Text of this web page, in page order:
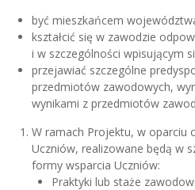
być mieszkańcem
kształcić się w zawodzie
i w szczególności wpisującym
przejawiać szczególne
przedmiotów zawodowych,
wynikami z przedmiotów
W ramach Projektu, w oparciu
Uczniów, realizowane będą w
formy wsparcia Uczniów:
Praktyki lub staże